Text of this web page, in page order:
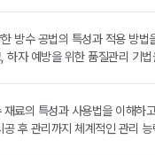
방수 공법의 특성과 적용 방
하자 예방을 위한 품질관리 기
재료의 특성과 사용법을 이해하
공 후 관리까지 체계적인 관리